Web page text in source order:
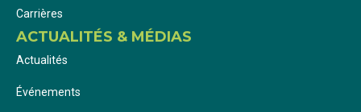
Carrières
ACTUALITÉS & MÉDIAS
Actualités
Événements